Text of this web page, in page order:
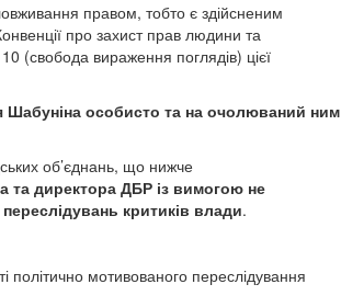
правом, тобто є здійсненим
про захист прав людини та
(свобода вираження поглядів) цієї
Шабуніна особисто та на очолюваний ним
об’єднань, що нижче
та директора ДБР із вимогою не
критиків влади.
політично мотивованого переслідування